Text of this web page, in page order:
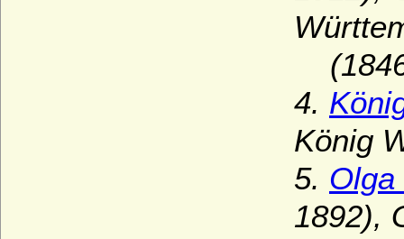
4.
König
5.
1892),